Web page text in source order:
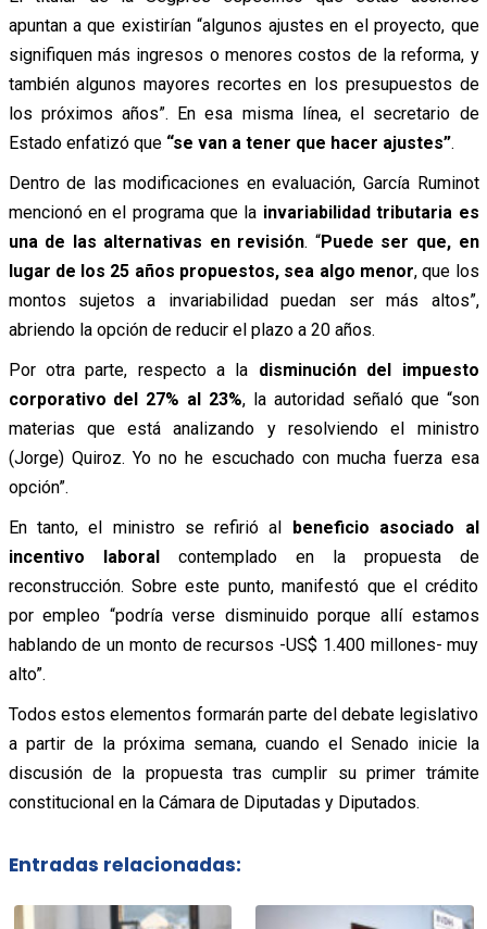
apuntan a que existirían “algunos ajustes en el proyecto, que
signifiquen más ingresos o menores costos de la reforma, y
también algunos mayores recortes en los presupuestos de
los próximos años”. En esa misma línea, el secretario de
Estado enfatizó que “se van a tener que hacer ajustes”.
Dentro de las modificaciones en evaluación, García Ruminot
mencionó en el programa que la invariabilidad tributaria es
una de las alternativas en revisión. “Puede ser que, en
lugar de los 25 años propuestos, sea algo menor, que los
montos sujetos a invariabilidad puedan ser más altos”,
abriendo la opción de reducir el plazo a 20 años.
Por otra parte, respecto a la disminución del impuesto
corporativo del 27% al 23%, la autoridad señaló que “son
materias que está analizando y resolviendo el ministro
(Jorge) Quiroz. Yo no he escuchado con mucha fuerza esa
opción”.
En tanto, el ministro se refirió al beneficio asociado al
incentivo laboralcontemplado en la propuesta de
reconstrucción. Sobre este punto, manifestó que el crédito
por empleo “podría verse disminuido porque allí estamos
hablando de un monto de recursos -US$ 1.400 millones- muy
alto”.
Todos estos elementos formarán parte del debate legislativo
a partir de la próxima semana, cuando el Senado inicie la
discusión de la propuesta tras cumplir su primer trámite
constitucional en la Cámara de Diputadas y Diputados.
Entradas relacionadas: